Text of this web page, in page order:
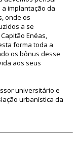
implantação da
onde os
a se
Enéas,
forma toda a
os bônus desse
aos seus
universitário e
urbanística da